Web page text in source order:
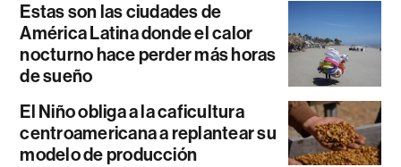
Estas son las ciudades de
América Latina donde el calor
nocturno hace perder más horas
de sueño
El Niño obliga a la caficultura
centroamericana a replantear su
modelo de producción